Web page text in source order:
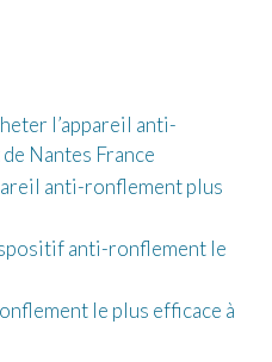
l’appareil anti-
Nantes France
anti-ronflement plus
anti-ronflement le
le plus efficace à